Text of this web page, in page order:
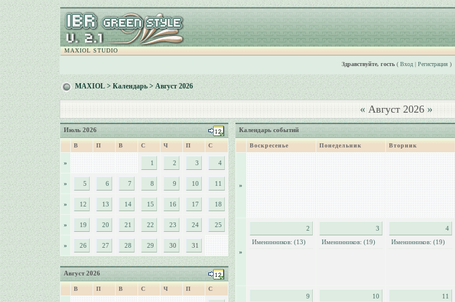
MAXIOL STUDIO
Здравствуйте, гость( Вход| Регистрация)
MAXIOL>Календарь> Август 2026
«Август 2026»
Июль 2026
В П В С Ч П С
» 1 2 3 4
» 5 6 7 8 9 10 11
» 12 13 14 15 16 17 18
» 19 20 21 22 23 24 25
» 26 27 28 29 30 31
Август 2026
В П В С Ч П С
Календарь событий
Воскресенье Понедельник Вторник
»
»
2
Именинников: (13)
3
Именинников: (19)
4
Именинников: (19)
9
10
11